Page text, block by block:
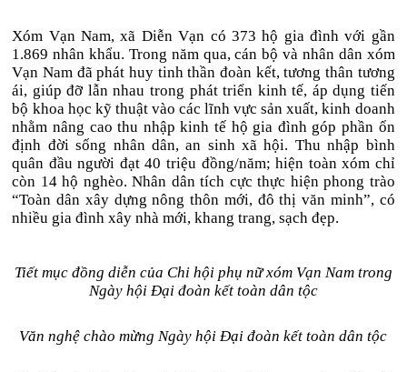
Xóm Vạn Nam, xã Diễn Vạn có 373 hộ gia đình với gần
1.869 nhân khẩu. Trong năm qua, cán bộ và nhân dân xóm
Vạn Nam đã phát huy tinh thần đoàn kết, tương thân tương
ái, giúp đỡ lẫn nhau trong phát triển kinh tế, áp dụng tiến
bộ khoa học kỹ thuật vào các lĩnh vực sản xuất, kinh doanh
nhằm nâng cao thu nhập kinh tế hộ gia đình góp phần ổn
định đời sống nhân dân, an sinh xã hội. Thu nhập bình
quân đầu người đạt 40 triệu đồng/năm; hiện toàn xóm chỉ
còn 14 hộ nghèo. Nhân dân tích cực thực hiện phong trào
“Toàn dân xây dựng nông thôn mới, đô thị văn minh”, có
nhiều gia đình xây nhà mới, khang trang, sạch đẹp.
Tiết mục đồng diễn của Chi hội phụ nữ xóm Vạn Nam trong
Ngày hội Đại đoàn kết toàn dân tộc
Văn nghệ chào mừng Ngày hội Đại đoàn kết toàn dân tộc